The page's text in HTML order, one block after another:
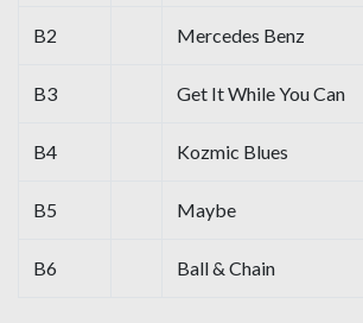
B2 Mercedes Benz
B3 Get It While You Can
B4 Kozmic Blues
B5 Maybe
B6 Ball & Chain